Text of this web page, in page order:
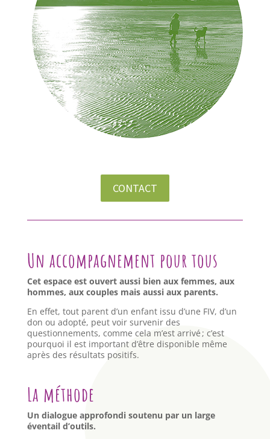
CONTACT
Un accompagnement pour tous
Cet espace est ouvert aussi bien aux femmes, aux
hommes, aux couples mais aussi aux parents.
En effet, tout parent d’un enfant issu d’une FIV, d’un
don ou adopté, peut voir survenir des
questionnements, comme cela m’est arrivé ; c’est
pourquoi il est important d’être disponible même
après des résultats positifs.
La méthode
Un dialogue approfondi soutenu par un large
éventail d’outils.